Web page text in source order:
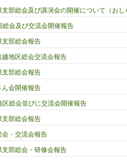
部総会及び講演会の開催について（おし
会及び交流会開催報告
支部総会報告
地区総会交流会報告
支部総会報告
ん会開催報告
総会並びに交流会開催報告
支部総会報告
・交流会報告
部総会・研修会報告